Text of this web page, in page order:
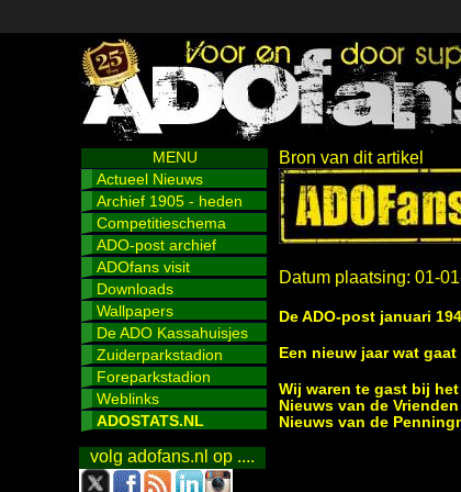
MENU
Actueel Nieuws
Archief 1905 - heden
Competitieschema
ADO-post archief
ADOfans visit
Downloads
Wallpapers
De ADO Kassahuisjes
Zuiderparkstadion
Foreparkstadion
Weblinks
ADOSTATS.NL
volg adofans.nl op ....
Bron van dit artikel
Datum plaatsing: 01-
De ADO-post januari
Een nieuw jaar wat
Wij waren te gast bij
Nieuws van de Vrienden
Nieuws van de